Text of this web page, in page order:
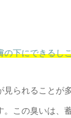
の下にできるし
見られることが
この臭いは、